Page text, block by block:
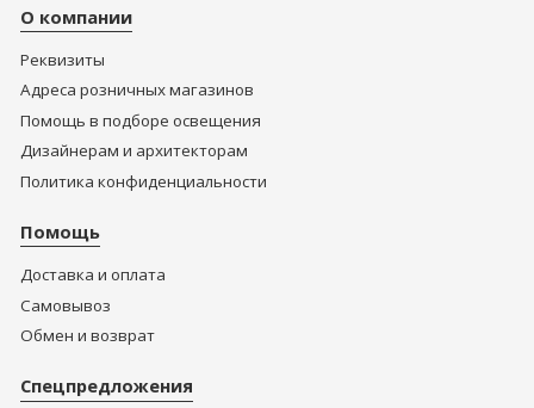
О компании
Реквизиты
Адреса розничных магазинов
Помощь в подборе освещения
Дизайнерам и архитекторам
Политика конфиденциальности
Помощь
Доставка и оплата
Самовывоз
Обмен и возврат
Спецпредложения